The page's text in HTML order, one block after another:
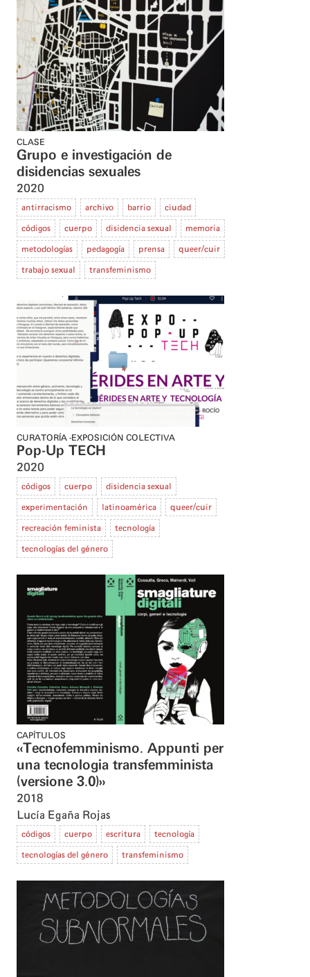
CLASE
Grupo e investigación de
disidencias sexuales
2020
antirracismo archivo barrio ciudad
códigos cuerpo disidencia sexual memoria
metodologías pedagogía prensa queer/cuir
trabajo sexual transfeminismo
CURATORÍA EXPOSICIÓN COLECTIVA
Pop-Up TECH
2020
códigos cuerpo disidencia sexual
experimentación latinoamérica queer/cuir
recreación feminista tecnología
tecnologías del género
CAPÍTULOS
«Tecnofemminismo. Appunti per
una tecnologia transfemminista
(versione 3.0)»
2018
Lucía Egaña Rojas
códigos cuerpo escritura tecnología
tecnologías del género transfeminismo